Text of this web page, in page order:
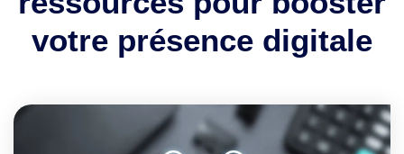
votre présence digitale